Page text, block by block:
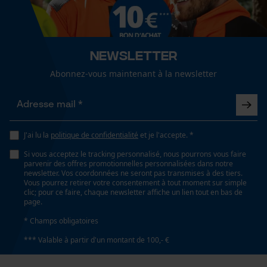
Arboriculture fruitière, agriculture
Saison
Optique/motif
couleur unie
Regular Fit
Recommandations dentretien
Newsletter
Abonnez-vous maintenant à la newsletter
J'ai lu la politique de confidentialité et je l'accepte. *
Si vous acceptez le tracking personnalisé, nous pourrons vous faire
parvenir des offres promotionnelles personnalisées dans notre
newsletter. Vos coordonnées ne seront pas transmises à des tiers.
Vous pourrez retirer votre consentement à tout moment sur simple
clic; pour ce faire, chaque newsletter affiche un lien tout en bas de
page.
* Champs obligatoires
*** Valable à partir d'un montant de 100,- €
fonctionnalité
Loop54 Personalization
Salutation personnelle
utilisateurs
Vidéos YouTube
Google Maps